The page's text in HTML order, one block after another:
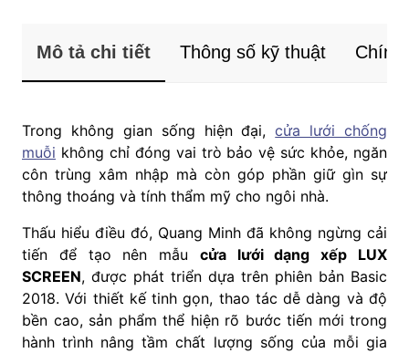
Mô tả chi tiết Thông số kỹ thuật Chính
Trong không gian sống hiện đại,cửa lưới chống
muỗi không chỉ đóng vai trò bảo vệ sức khỏe, ngăn
côn trùng xâm nhập mà còn góp phần giữ gìn sự
thông thoáng và tính thẩm mỹ cho ngôi nhà.
Thấu hiểu điều đó, Quang Minh đã không ngừng cải
tiến để tạo nên mẫu cửa lưới dạng xếp LUX
SCREEN, được phát triển dựa trên phiên bản Basic
2018. Với thiết kế tinh gọn, thao tác dễ dàng và độ
bền cao, sản phẩm thể hiện rõ bước tiến mới trong
hành trình nâng tầm chất lượng sống của mỗi gia